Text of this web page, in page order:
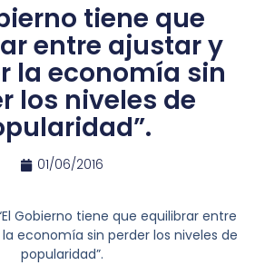
tiene que
entre ajustar y
la economía sin
los niveles de
01/06/2016
Gobierno tiene que equilibrar entre
economía sin perder los niveles de
popularidad”.